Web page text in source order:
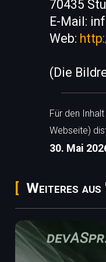
70435
E-Mail:
Web:
(Die
Für den
Webseite)
30. Mai
Weiteres